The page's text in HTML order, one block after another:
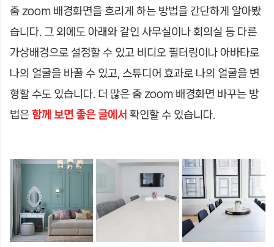
줌 zoom 배경화면을 흐리게 하는 방법을 간단하게 알아봤
습니다. 그 외에도 아래와 같인 사무실이나 회의실 등 다른
가상배경으로 설정할 수 있고 비디오 필터링이나 아바타로
나의 얼굴을 바꿀 수 있고, 스튜디어 효과로 나의 얼굴을 변
형할 수도 있습니다. 더 많은 줌 zoom 배경화면 바꾸는 방
법은 함께 보면 좋은 글에서 확인할 수 있습니다.